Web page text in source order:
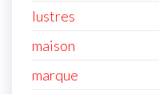
lustres
maison
marque